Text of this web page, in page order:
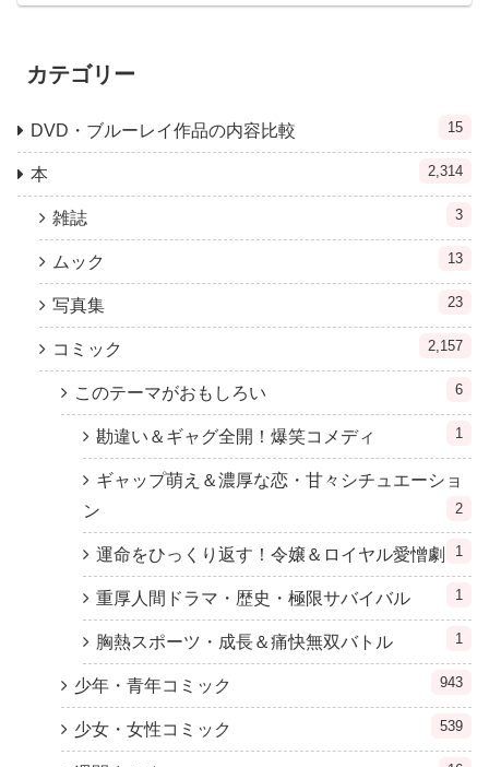
カテゴリー
DVD・ブルーレイ作品の内容比較 15
本 2,314
雑誌 3
ムック 13
写真集 23
コミック 2,157
このテーマがおもしろい 6
勘違い＆ギャグ全開！爆笑コメディ 1
ギャップ萌え＆濃厚な恋・甘々シチュエーショ
ン
2
運命をひっくり返す！令嬢＆ロイヤル愛憎劇 1
重厚人間ドラマ・歴史・極限サバイバル 1
胸熱スポーツ・成長＆痛快無双バトル 1
少年・青年コミック 943
少女・女性コミック 539